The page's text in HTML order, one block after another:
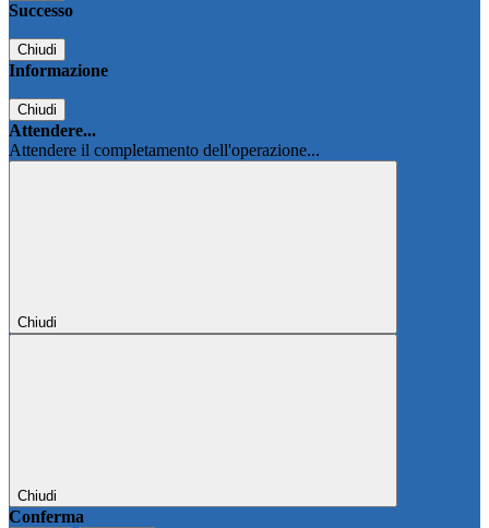
Successo
Chiudi
Informazione
Chiudi
Attendere...
Attendere il completamento dell'operazione...
Chiudi
Chiudi
Conferma